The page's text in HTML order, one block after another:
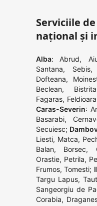
Serviciile
național și
Alba: Abrud,
Santana, Sebis,
Dofteana,
Beclean, Bistrita
Fagaras, Feldioara
Caras-Severin:
Basarabi,
Secuiesc;
Liesti, Matca,
Balan, Borsec,
Orastie, Petrila,
Frumos,Tomesti;
Targu Lapus,
Sangeorgiu de
Corabia,